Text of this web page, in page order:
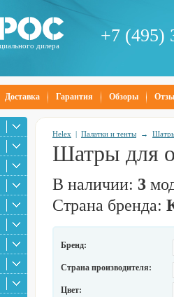
дилера
+7 (495)
Доставка Гарантия Обзоры
Helex | Палатки и тенты →
Шатры для
В наличии: 3
Страна бренда:
Бренд:
Страна производителя:
Цвет: